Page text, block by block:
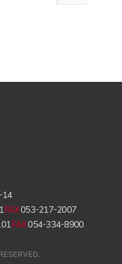
14
FAX053-217-2007
FAX054-334-8900